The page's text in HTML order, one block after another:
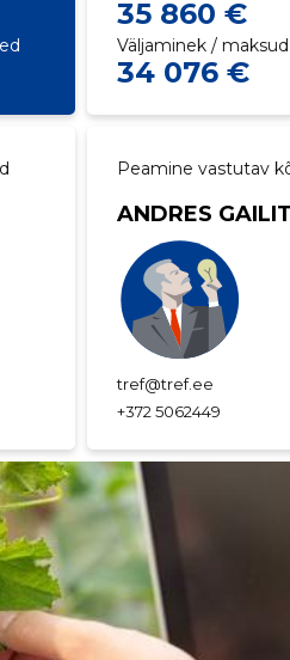
35 860 €
Väljaminek / maksud
34 076 €
Peamine vastutav
ANDRES GAILIT
tref@tref.ee
+372 5062449